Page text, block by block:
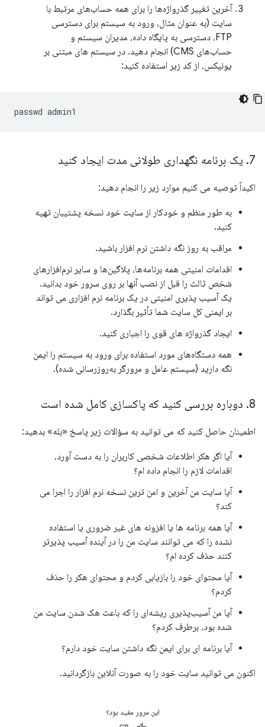
آخرین تغییر گذرواژه‌ها را برای همه حساب‌های مرتبط با
سایت (به عنوان مثال، ورود به سیستم برای دسترسی
FTP، دسترسی به پایگاه داده، مدیران سیستم و
حساب‌های CMS) انجام دهید. در سیستم های مبتنی بر
یونیکس، از کد زیر استفاده کنید:
passwd
7
. یک برنامه نگهداری طولانی مدت ایجاد کنید
اکیداً توصیه می کنیم موارد زیر را انجام دهید:
به طور منظم و خودکار از سایت خود نسخه پشتیبان تهیه
کنید.
مراقب به روز نگه داشتن نرم افزار باشید.
اقدامات امنیتی همه برنامه‌ها، پلاگین‌ها و سایر نرم‌افزارهای
شخص ثالث را قبل از نصب آنها بر روی سرور خود بدانید.
یک آسیب پذیری امنیتی در یک برنامه نرم افزاری می تواند
بر ایمنی کل سایت شما تأثیر بگذارد.
ایجاد گذرواژه های قوی را اجباری کنید.
همه دستگاه‌های مورد استفاده برای ورود به سیستم را ایمن
نگه دارید (سیستم عامل و مرورگر به‌روزرسانی شده).
8
. دوباره بررسی کنید که پاکسازی کامل شده است
اطمینان حاصل کنید که می توانید به سؤالات زیر پاسخ «بله» بدهید:
آیا اگر هکر اطلاعات شخصی کاربران را به دست آورد،
اقدامات لازم را انجام داده ام؟
آیا سایت من آخرین و امن ترین نسخه نرم افزار را اجرا می
کند؟
آیا همه برنامه ها یا افزونه های غیر ضروری یا استفاده
نشده را که می توانند سایت من را در آینده آسیب پذیرتر
کنند حذف کرده ام؟
آیا محتوای خود را بازیابی کردم و محتوای هکر را حذف
کردم؟
آیا من آسیب‌پذیری ریشه‌ای را که باعث هک شدن سایت من
شده بود، برطرف کردم؟
آیا برنامه ای برای ایمن نگه داشتن سایت خود دارم؟
اکنون می توانید سایت خود را به صورت آنلاین بازگردانید.
این مرور مفید بود؟